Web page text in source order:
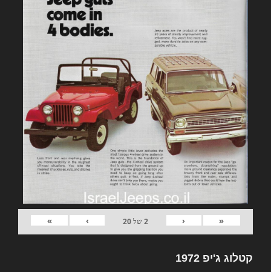
«
‹
2של20
›
»
קטלוג ג'יפ 1972